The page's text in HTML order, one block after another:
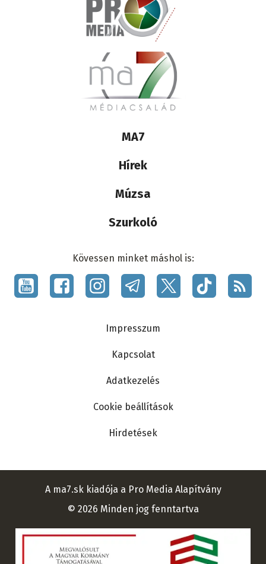
Lábléc
médiacsalád
MA7
Hírek
Múzsa
Szurkoló
Social
menu
Kövessen minket máshol is:
Impresszum
Kapcsolat
Adatkezelés
Cookie beállítások
Hirdetések
A ma7.sk kiadója a Pro Media Alapítvány
© 2026 Minden jog fenntartva